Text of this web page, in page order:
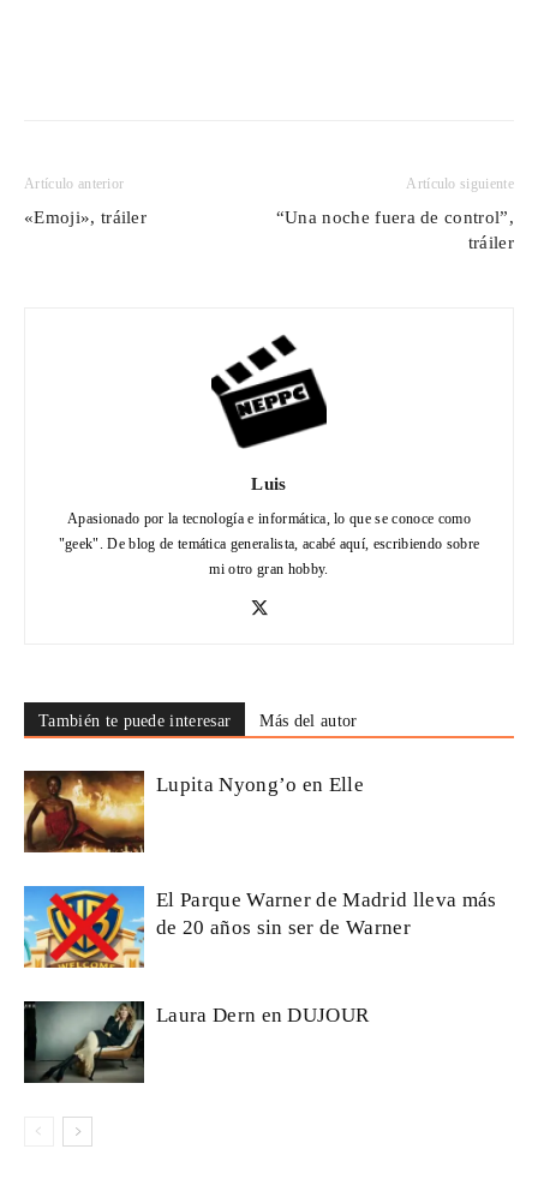
Artículo anterior
«Emoji», tráiler
Artículo siguiente
“Una noche fuera de control”,
tráiler
Luis
Apasionado por la tecnología e informática, lo que se conoce como
"geek". De blog de temática generalista, acabé aquí, escribiendo sobre
mi otro gran hobby.
También te puede interesar Más del autor
Lupita Nyong’o en Elle
El Parque Warner de Madrid lleva más
de 20 años sin ser de Warner
Laura Dern en DUJOUR